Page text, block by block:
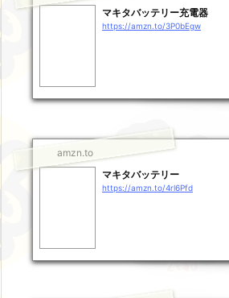
マキタバッテリー充電器
https://amzn.to/3P0bEgw
amzn.to
マキタバッテリー
https://amzn.to/4rl6Pfd